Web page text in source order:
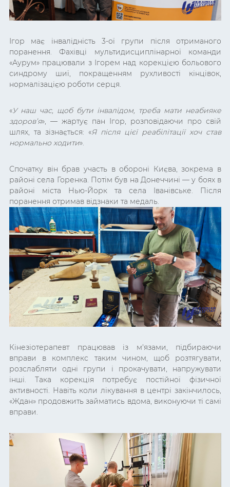
Ігор має інвалідність 3-ої групи після отриманого
поранення. Фахівці мультидисциплінарної команди
«Аурум» працювали з Ігорем над корекцією больового
синдрому шиї, покращенням рухливості кінцівок,
нормалізацією роботи серця.
«У наш час, щоб бути інвалідом, треба мати неабияке
здоров’я», — жартує пан Ігор, розповідаючи про свій
шлях, та зізнається: «Я після цієї реабілітації хоч став
нормально ходити».
Спочатку він брав участь в обороні Києва, зокрема в
районі села Горенка. Потім був на Донеччині — у боях в
районі міста Нью-Йорк та села Іванівське. Після
поранення отримав відзнаки та медаль.
Кінезіотерапевт працював із м'язами, підбираючи
вправи в комплекс таким чином, щоб розтягувати,
розслабляти одні групи і прокачувати, напружувати
інші. Така корекція потребує постійної фізичної
активності. Навіть коли лікування в центрі закінчилось,
«Ждан» продовжить займатись вдома, виконуючи ті самі
вправи.